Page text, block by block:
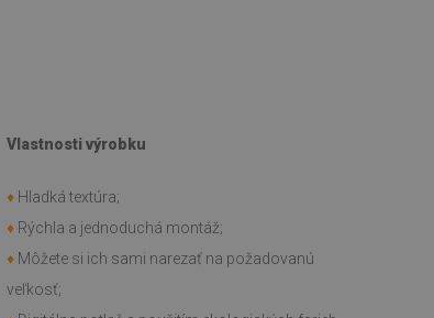
Vlastnosti výrobku
♦ Hladká textúra;
♦ Rýchla a jednoduchá montáž;
♦ Môžete si ich sami narezať na požadovanú
veľkosť;